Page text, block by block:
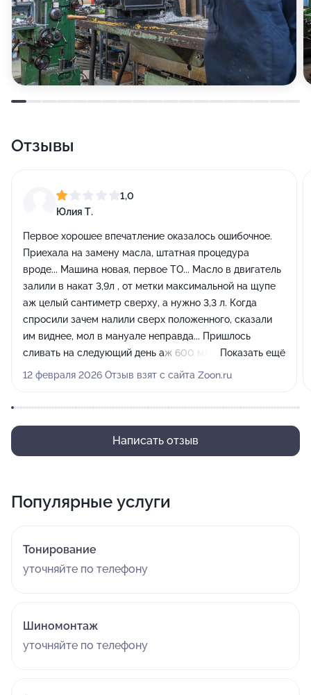
Отзывы
1,0
Юлия Т.
Первое хорошее впечатление оказалось ошибочное.
Приехала на замену масла, штатная процедура
вроде... Машина новая, первое ТО... Масло в двигатель
залили в накат 3,9л , от метки максимальной на щупе
аж целый сантиметр сверху, а нужно 3,3 л. Когда
спросили зачем налили сверх положенного, сказали
им виднее, мол в мануале неправда... Пришлось
сливать на следующий день аж 600 мл., в другом
сервисе. Нет спасибо, но таких "профессионалов"
Показать ещё
12 февраля 2026 Отзыв взят с сайта Zoon.ru
Написать отзыв
Популярные услуги
Тонирование
уточняйте по телефону
Шиномонтаж
уточняйте по телефону